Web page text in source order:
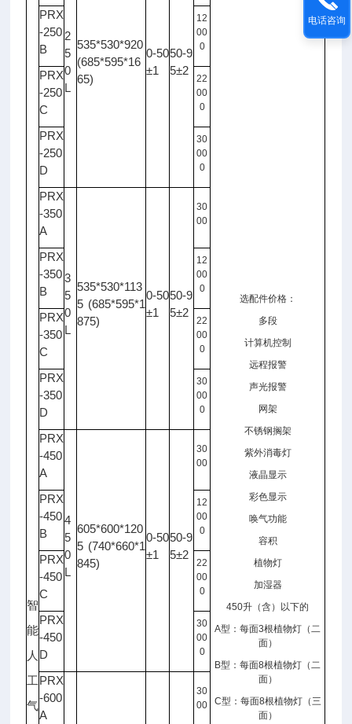
智
能
人
工
气
选配件价格：
多段
计算机控制
远程报警
声光报警
网架
不锈钢搁架
紫外消毒灯
液晶显示
彩色显示
唤气功能
容积
植物灯
加湿器
450升（含）以下的
A型：每面3根植物灯（二
面）
B型：每面8根植物灯（二
面）
C型：每面8根植物灯（三
面）
2
5
0
L
535*530*920
(685*595*16
65)
0-50
±1
50-9
5±2
PRX
-250
B
12
00
0
PRX
-250
C
22
00
0
PRX
-250
D
30
00
0
PRX
-350
A
3
5
0
L
535*530*113
5 (685*595*1
875)
0-50
±1
50-9
5±2
30
00
PRX
-350
B
12
00
0
PRX
-350
C
22
00
0
PRX
-350
D
30
00
0
PRX
-450
A
4
5
0
L
605*600*120
5 (740*660*1
845)
0-50
±1
50-9
5±2
30
00
PRX
-450
B
12
00
0
PRX
-450
C
22
00
0
PRX
-450
D
30
00
0
PRX
-600
A
30
00
电话咨询